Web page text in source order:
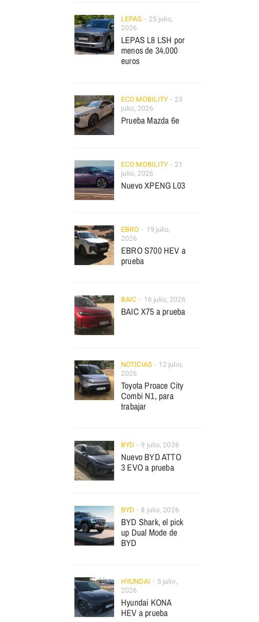
LEPAS
25 julio,
2026
LEPAS L8 LSH por
menos de 34.000
euros
ECO MOBILITY
23
julio, 2026
Prueba Mazda 6e
ECO MOBILITY
21
julio, 2026
Nuevo XPENG L03
EBRO
19 julio,
2026
EBRO S700 HEV a
prueba
BAIC 16 julio, 2026
BAIC X75 a prueba
NOTICIAS
12 julio,
2026
Toyota Proace City
Combi N1, para
trabajar
BYD 9 julio, 2026
Nuevo BYD ATTO
3 EVO a prueba
BYD 8 julio, 2026
BYD Shark, el pick
up Dual Mode de
BYD
HYUNDAI
5 julio,
2026
Hyundai KONA
HEV a prueba